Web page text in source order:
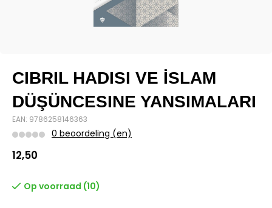
CIBRIL HADISI VE İSLAM
DÜŞÜNCESINE YANSIMALARI
EAN: 9786258146363
0 beoordeling (en)
12,50
Op voorraad (10)